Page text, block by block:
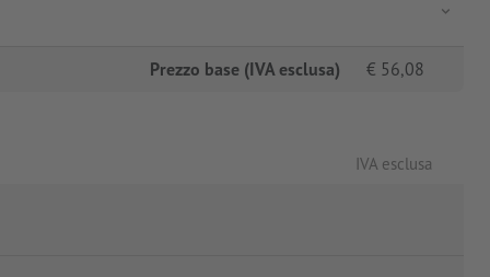
Prezzo base (IVA esclusa) € 56,08
IVA esclusa